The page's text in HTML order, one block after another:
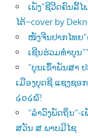
ເພັງ”ຊີວີດຄົນລີ້
ໄຕ້~cover by
ໜັງຈີນປາກໄທຍ
ເຊີນຮ່ວມທຳບຸນ
“ບຸນເຂົ້າພັນສາ
ເມືອງບຸດຊີ ແຊງຊອ
໒໐໒໖!
“ລຳວົງພັດຖິ່ນ“-
ສວັນ ສ.ພາບມີໄຊ